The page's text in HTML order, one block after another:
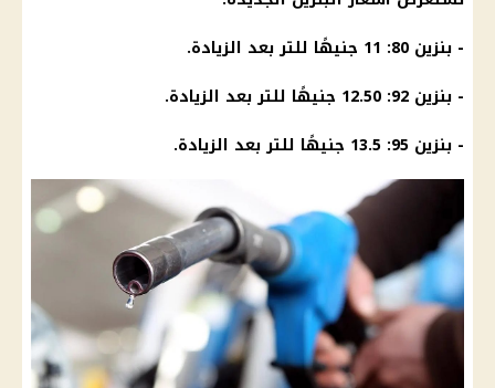
- بنزين 80: 11 جنيهًا للتر بعد الزيادة.
- بنزين 92: 12.50 جنيهًا للتر بعد الزيادة.
- بنزين 95: 13.5 جنيهًا للتر بعد الزيادة.